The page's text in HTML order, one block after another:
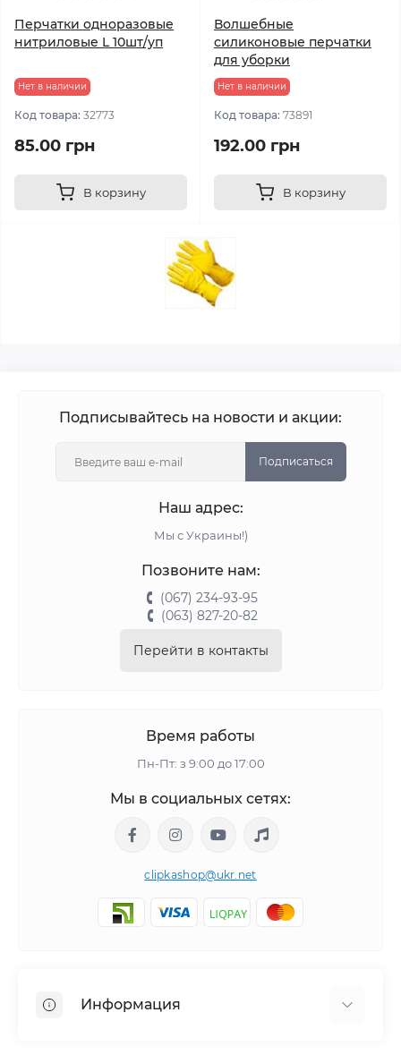
Перчатки одноразовые
нитриловые L 10шт/уп
Нет в наличии
Код товара: 32773
85.00 грн
В корзину
Волшебные
силиконовые перчатки
для уборки
Нет в наличии
Код товара: 73891
192.00 грн
В корзину
Подписывайтесь на новости и акции:
Подписаться
Наш адрес:
Мы с Украины!)
Позвоните нам:
(067) 234-93-95
(063) 827-20-82
Перейти в контакты
Время работы
Пн-Пт: з 9:00 до 17:00
Мы в социальных сетях:
clipkashop@ukr.net
Информация